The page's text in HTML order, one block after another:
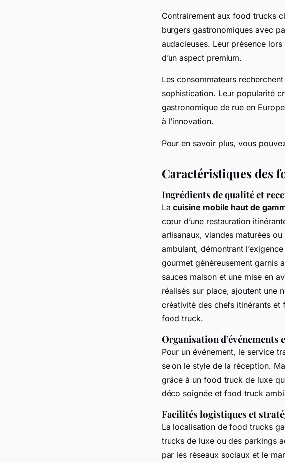
Contrairement aux food trucks
burgers gastronomiques avec
audacieuses. Leur présence
d’un aspect premium.
Les consommateurs
sophistication. Leur popularité
gastronomique de rue en
à l’innovation.
Pour en savoir plus, vous
Caractéristiques des
Ingrédients de qualité et
La cuisine mobile haut de
cœur d’une restauration
artisanaux, viandes maturées
ambulant, démontrant
gourmet généreusement garnis
sauces maison et une mise en
réalisés sur place, ajoutent une
créativité des chefs itinérants et
food truck.
Organisation d’événements
Pour un événement, le service
selon le style de la réception.
grâce à un food truck de luxe
déco soignée et food truck
Facilités logistiques et
La localisation de food trucks
trucks de luxe ou des parkings
par les réseaux sociaux et le